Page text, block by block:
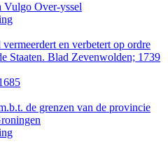
Vulgo Over-yssel
en verbetert op ordre
Staaten. Blad Zevenwolden; 1739
de grenzen van de provincie